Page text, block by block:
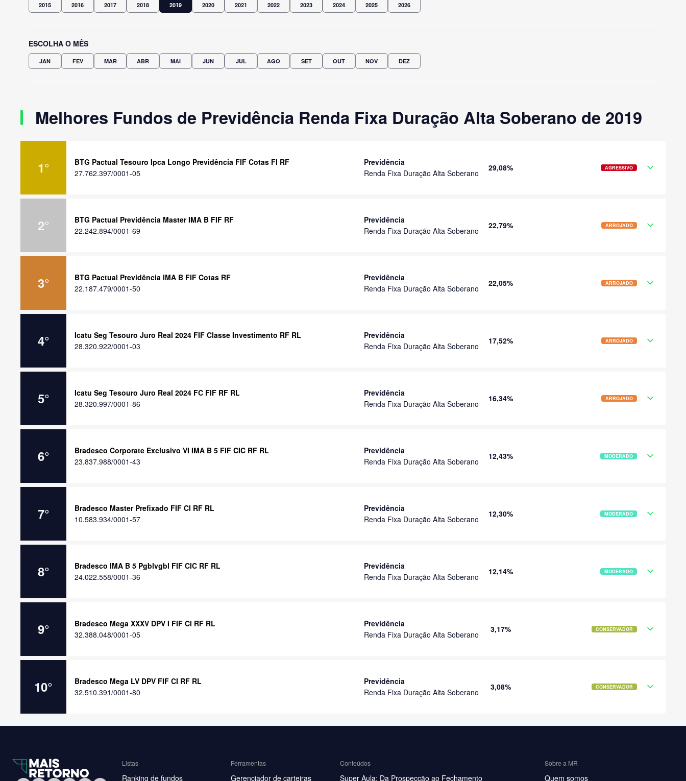
2015 2016 2017 2018 2019 2020 2021 2022 2023 2024 2025 2026
ESCOLHA O MÊS
JAN FEV MAR ABR MAI JUN JUL AGO SET OUT NOV DEZ
Melhores Fundos de Previdência Renda Fixa Duração Alta Soberano de 2019
1°
BTG Pactual Tesouro Ipca Longo Previdência FIF Cotas FI RF
27.762.397/0001-05
Previdência
Renda Fixa Duração Alta Soberano
29,08% AGRESSIVO
2°
BTG Pactual Previdência Master IMA B FIF RF
22.242.894/0001-69
Previdência
Renda Fixa Duração Alta Soberano
22,79% ARROJADO
3°
BTG Pactual Previdência IMA B FIF Cotas RF
22.187.479/0001-50
Previdência
Renda Fixa Duração Alta Soberano
22,05% ARROJADO
4°
Icatu Seg Tesouro Juro Real 2024 FIF Classe Investimento RF RL
28.320.922/0001-03
Previdência
Renda Fixa Duração Alta Soberano
17,52% ARROJADO
5°
Icatu Seg Tesouro Juro Real 2024 FC FIF RF RL
28.320.997/0001-86
Previdência
Renda Fixa Duração Alta Soberano
16,34% ARROJADO
6°
Bradesco Corporate Exclusivo VI IMA B 5 FIF CIC RF RL
23.837.988/0001-43
Previdência
Renda Fixa Duração Alta Soberano
12,43% MODERADO
7°
Bradesco Master Prefixado FIF CI RF RL
10.583.934/0001-57
Previdência
Renda Fixa Duração Alta Soberano
12,30% MODERADO
8°
Bradesco IMA B 5 Pgblvgbl FIF CIC RF RL
24.022.558/0001-36
Previdência
Renda Fixa Duração Alta Soberano
12,14% MODERADO
9°
Bradesco Mega XXXV DPV I FIF CI RF RL
32.388.048/0001-05
Previdência
Renda Fixa Duração Alta Soberano
3,17% CONSERVADOR
10°
Bradesco Mega LV DPV FIF CI RF RL
32.510.391/0001-80
Previdência
Renda Fixa Duração Alta Soberano
3,08% CONSERVADOR
Listas
Ranking de fundos
Ferramentas
Gerenciador de carteiras
Conteúdos
Super Aula: Da Prospecção ao Fechamento
Sobre a MR
Quem somos